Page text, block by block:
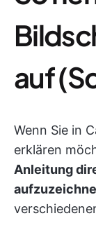
auf
Wenn Sie in
erklären
Anleitung